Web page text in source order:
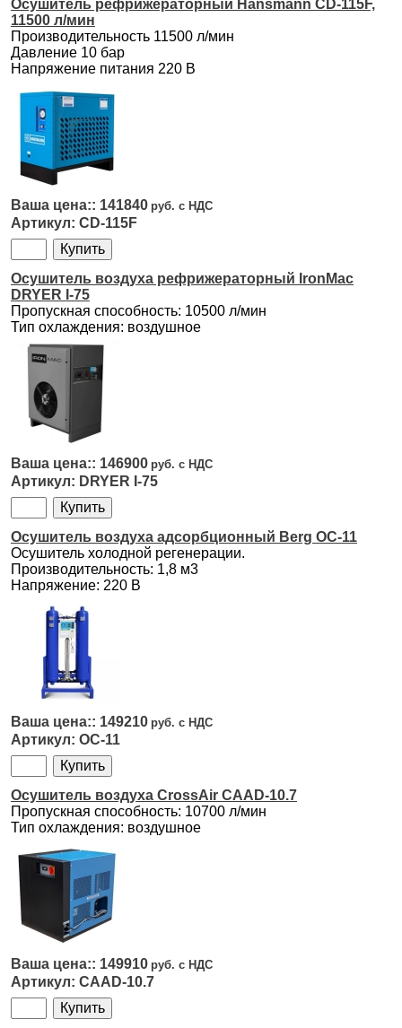
Осушитель рефрижераторный Hansmann CD-115F,
11500 л/мин
Производительность 11500 л/мин
Давление 10 бар
Напряжение питания 220 В
141840
CD-115F
Осушитель воздуха рефрижераторный IronMac
DRYER I-75
Пропускная способность: 10500 л/мин
Тип охлаждения: воздушное
146900
DRYER I-75
Осушитель воздуха адсорбционный Berg ОС-11
Осушитель холодной регенерации.
Производительность: 1,8 м3
Напряжение: 220 В
149210
ОС-11
Осушитель воздуха CrossAir CAAD-10.7
Пропускная способность: 10700 л/мин
Тип охлаждения: воздушное
149910
CAAD-10.7